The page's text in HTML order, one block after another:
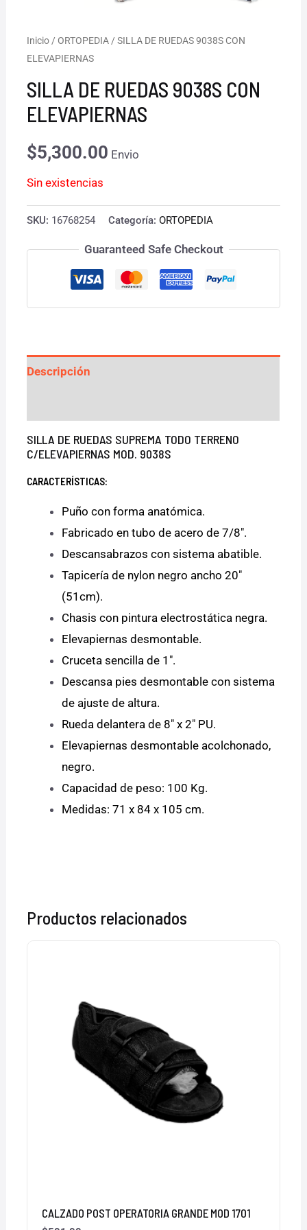
Inicio /ORTOPEDIA / SILLA DE RUEDAS 9038S CON
ELEVAPIERNAS
SILLA DE RUEDAS 9038S CON
ELEVAPIERNAS
$5,300.00 Envio
Sin existencias
SKU: 16768254 Categoría:ORTOPEDIA
Guaranteed Safe Checkout
Descripción
SILLA DE RUEDAS SUPREMA TODO TERRENO
C/ELEVAPIERNAS MOD. 9038S
CARACTERÍSTICAS:
Puño con forma anatómica.
Fabricado en tubo de acero de 7/8″.
Descansabrazos con sistema abatible.
Tapicería de nylon negro ancho 20″
(51cm).
Chasis con pintura electrostática negra.
Elevapiernas desmontable.
Cruceta sencilla de 1″.
Descansa pies desmontable con sistema
de ajuste de altura.
Rueda delantera de 8″ x 2″ PU.
Elevapiernas desmontable acolchonado,
negro.
Capacidad de peso: 100 Kg.
Medidas: 71 x 84 x 105 cm.
Productos relacionados
CALZADO POST OPERATORIA GRANDE MOD 1701